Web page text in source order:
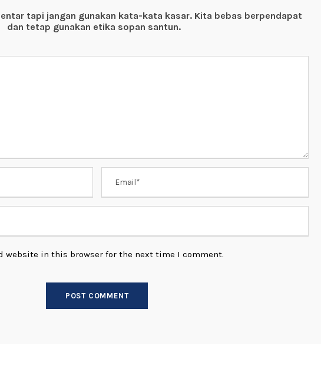
tapi jangan gunakan kata-kata kasar. Kita bebas berpendapat
dan tetap gunakan etika sopan santun.
website in this browser for the next time I comment.